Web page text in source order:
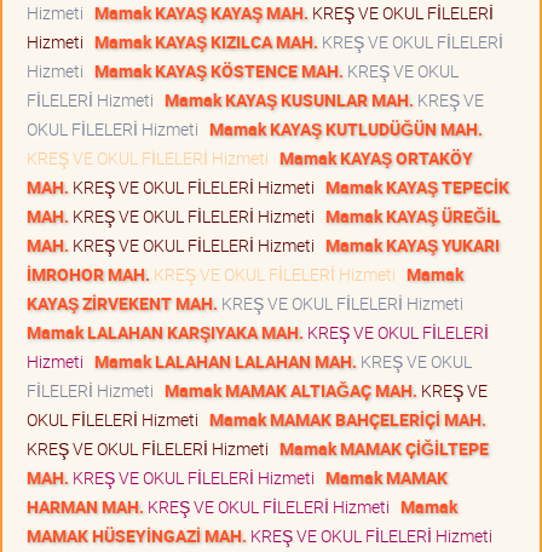
Hizmeti Mamak KAYAŞ KAYAŞ MAH. KREŞ VE OKUL FİLELERİ
Hizmeti Mamak KAYAŞ KIZILCA MAH. KREŞ VE OKUL FİLELERİ
Hizmeti Mamak KAYAŞ KÖSTENCE MAH. KREŞ VE OKUL
FİLELERİ Hizmeti Mamak KAYAŞ KUSUNLAR MAH. KREŞ VE
OKUL FİLELERİ Hizmeti Mamak KAYAŞ KUTLUDÜĞÜN MAH.
KREŞ VE OKUL FİLELERİ Hizmeti Mamak KAYAŞ ORTAKÖY
MAH. KREŞ VE OKUL FİLELERİ Hizmeti Mamak KAYAŞ TEPECİK
MAH. KREŞ VE OKUL FİLELERİ Hizmeti Mamak KAYAŞ ÜREĞİL
MAH. KREŞ VE OKUL FİLELERİ Hizmeti Mamak KAYAŞ YUKARI
İMROHOR MAH. KREŞ VE OKUL FİLELERİ Hizmeti Mamak
KAYAŞ ZİRVEKENT MAH. KREŞ VE OKUL FİLELERİ Hizmeti
Mamak LALAHAN KARŞIYAKA MAH. KREŞ VE OKUL FİLELERİ
Hizmeti Mamak LALAHAN LALAHAN MAH. KREŞ VE OKUL
FİLELERİ Hizmeti Mamak MAMAK ALTIAĞAÇ MAH. KREŞ VE
OKUL FİLELERİ Hizmeti Mamak MAMAK BAHÇELERİÇİ MAH.
KREŞ VE OKUL FİLELERİ Hizmeti Mamak MAMAK ÇİĞİLTEPE
MAH. KREŞ VE OKUL FİLELERİ Hizmeti Mamak MAMAK
HARMAN MAH. KREŞ VE OKUL FİLELERİ Hizmeti Mamak
MAMAK HÜSEYİNGAZİ MAH. KREŞ VE OKUL FİLELERİ Hizmeti